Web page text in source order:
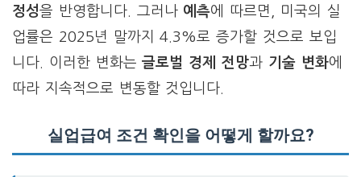
정성을 반영합니다. 그러나 예측에 따르면, 미국의 실
업률은 2025년 말까지 4.3%로 증가할 것으로 보입
니다. 이러한 변화는글로벌 경제 전망과 기술 변화에
따라 지속적으로 변동할 것입니다.
실업급여 조건 확인을 어떻게 할까요?